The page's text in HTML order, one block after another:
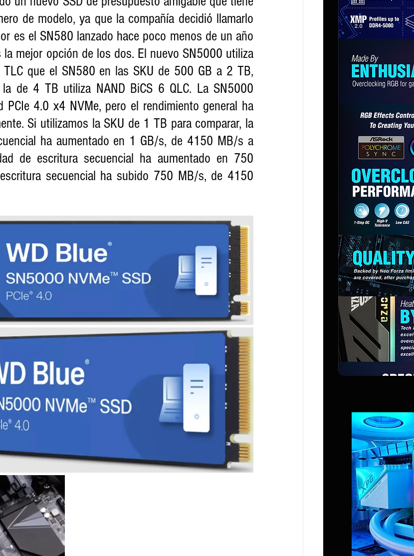
de modelo, ya que la compañía decidió llamarlo
es el SN580 lanzado hace poco menos de un año
la mejor opción de los dos. El nuevo SN5000 utiliza
que el SN580 en las SKU de 500 GB a 2 TB,
de 4 TB utiliza NAND BiCS 6 QLC. La SN5000
PCIe 4.0 x4 NVMe, pero el rendimiento general ha
Si utilizamos la SKU de 1 TB para comparar, la
ha aumentado en 1 GB/s, de 4150 MB/s a
de escritura secuencial ha aumentado en 750
secuencial ha subido 750 MB/s, de 4150